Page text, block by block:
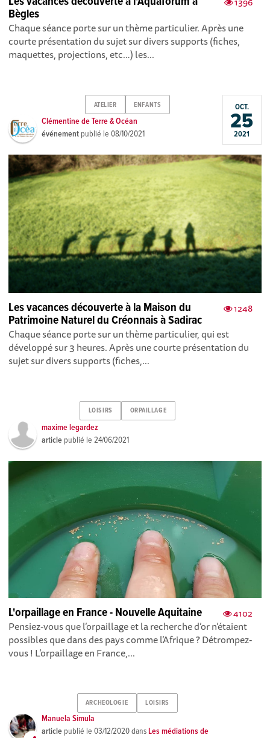
Bègles
Chaque séance porte sur un thème particulier. Après une
courte présentation du sujet sur divers supports (fiches,
maquettes, projections, etc…) les...
ATELIER ENFANTS
Clémentine de Terre & Océan
événement publié le08/10/2021
OCT.
25
2021
1248
Les vacances découverte à la Maison du
Patrimoine Naturel du Créonnais à Sadirac
Chaque séance porte sur un thème particulier, qui est
développé sur 3 heures. Après une courte présentation du
sujet sur divers supports (fiches,...
LOISIRS ORPAILLAGE
maxime legardez
article publié le24/06/2021
4102
L'orpaillage en France - Nouvelle Aquitaine
Pensiez-vous que l’orpaillage et la recherche d’or n’étaient
possibles que dans des pays comme l’Afrique ? Détrompez-
vous ! L’orpaillage en France,...
ARCHEOLOGIE LOISIRS
Manuela Simula
article publié le03/12/2020dansLes médiations de